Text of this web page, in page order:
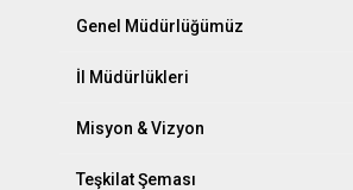
Genel Müdürlüğümüz
İl Müdürlükleri
Misyon & Vizyon
Teşkilat Şeması